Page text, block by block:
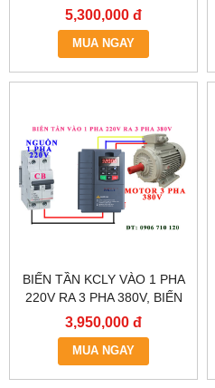
TẦN KCLY KOC600-
5R5GT3-B
5,300,000 đ
MUA NGAY
BIẾN TẦN KCLY VÀO 1 PHA
220V RA 3 PHA 380V, BIẾN
TẦN KCLY KOC600-
2R2GT3-B
3,950,000 đ
MUA NGAY